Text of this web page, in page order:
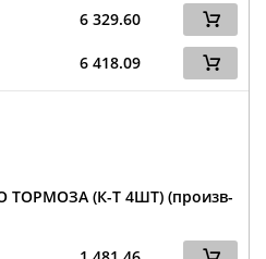
6 329.60
6 418.09
(К-Т 4ШТ) (произв-